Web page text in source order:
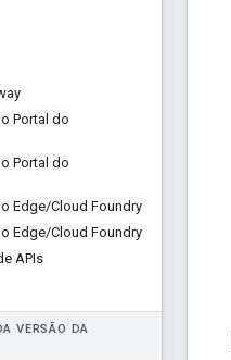
Portal do
Portal do
Edge/Cloud Foundry
Edge/Cloud Foundry
APIs
VERSÃO DA